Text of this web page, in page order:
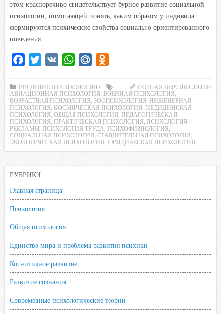
этом красноречиво свидетельствует бурное развитие социальной
психологии, помогающей понять, каким образом у индивида
формируются психические свойства социально ориентированного
поведения.
c
e
b
o
o
k
i
t
t
e
r
W
a
t
s
A
p
p
i
l
.
R
u
n
o
k
l
a
s
k
ПОЛНАЯ ВЕРСИЯ СТАТЬИ
ВВЕДЕНИЕ В ПСИХОЛОГИЮ
АВИАЦИОННАЯ ПСИХОЛОГИЯ
ВОЕННАЯ ПСИХОЛОГИЯ
ВОЗРАСТНАЯ ПСИХОЛОГИЯ
ЗООПСИХОЛОГИЯ
ИНЖЕНЕРНАЯ
ПСИХОЛОГИЯ
КОСМИЧЕСКАЯ ПСИХОЛОГИЯ
МЕДИЦИНСКАЯ
ПСИХОЛОГИЯ
ОБЩАЯ ПСИХОЛОГИЯ
ПЕДАГОГИЧЕСКАЯ
ПСИХОЛОГИЯ
ПРАКТИЧЕСКАЯ ПСИХОЛОГИЯ
ПСИХОЛОГИЯ
РЕКЛАМЫ
ПСИХОЛОГИЯ ТРУДА ПСИХОФИЗИОЛОГИЯ
СОЦИАЛЬНАЯ ПСИХОЛОГИЯ
СРАВНИТЕЛЬНАЯ ПСИХОЛОГИЯ
ЭКОЛОГИЧЕСКАЯ ПСИХОЛОГИЯ
ЮРИДИЧЕСКАЯ ПСИХОЛОГИЯ
РУБРИКИ
Главная страница
Психология
Общая психология
Единство мира и проблема развития психики
Когнитивное развитие
Развитие сознания
Современные психологические теории